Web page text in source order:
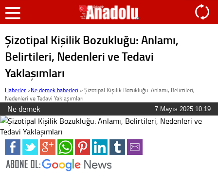
Şizotipal Kişilik Bozukluğu: Anlamı,
Belirtileri, Nedenleri ve Tedavi
Yaklaşımları
Haberler >Ne demek haberleri »Şizotipal Kişilik Bozukluğu: Anlamı, Belirtileri,
Nedenleri ve Tedavi Yaklaşımları
Ne demek 7 Mayıs 2025 10:19